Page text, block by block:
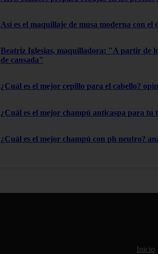
Así es el maquillaje de musa moderna con
Beatriz Iglesias, maquilladora: "A partir de
de cansada"
¿Cuál es el mejor cepillo para el cabello?
¿Cuál es el mejor champú anticaspa para tu
¿Cuál es el mejor champú con ph neutro?
Inicio